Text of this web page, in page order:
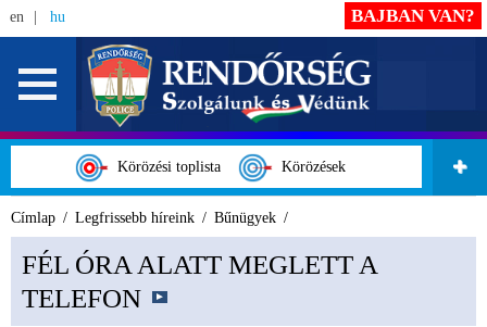
en hu
Körözési toplista Körözések
BAJBAN VAN?
Címlap Legfrissebb híreink Bűnügyek
FÉL ÓRA ALATT MEGLETT A
TELEFON